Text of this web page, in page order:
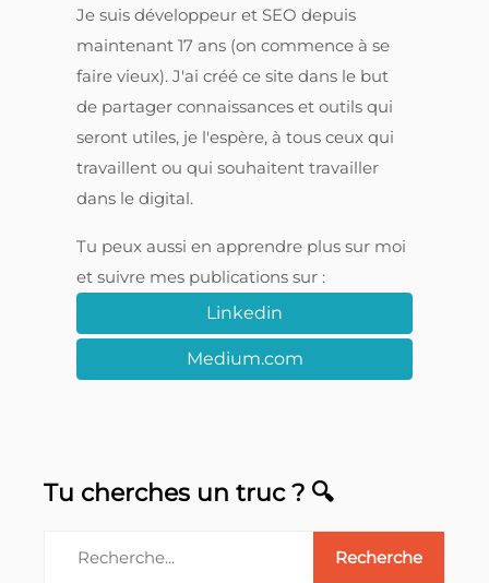
Je suis développeur et SEO depuis
maintenant 17 ans (on commence à se
faire vieux). J'ai créé ce site dans le but
de partager connaissances et outils qui
seront utiles, je l'espère, à tous ceux qui
travaillent ou qui souhaitent travailler
dans le digital.
Tu peux aussi en apprendre plus sur moi
et suivre mes publications sur :
Linkedin
Medium.com
Tu cherches un truc ? 🔍